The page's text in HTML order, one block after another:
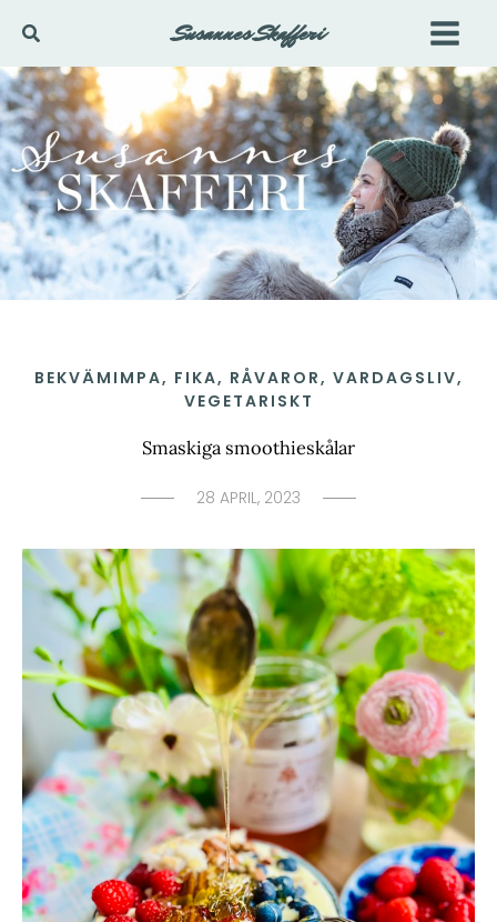
innehåll
Sök Susannes Skafferi
BEKVÄMIMPA, FIKA, RÅVAROR, VARDAGSLIV,
VEGETARISKT
Smaskiga smoothieskålar
28 APRIL, 2023